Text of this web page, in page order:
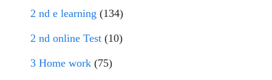
2 nd e learning (134)
2 nd online Test (10)
3 Home work (75)